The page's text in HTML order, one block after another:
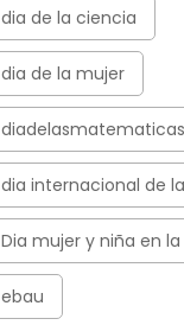
dia de la ciencia
dia de la mujer
diadelasmatematicas
dia internacional de
Dia mujer y niña en
ebau